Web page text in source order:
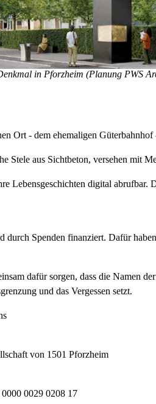
in Pforzheim (Planung PWS
Ort - dem ehemaligen
Stele aus Sichtbeton, versehen mit
Lebensgeschichten digital
durch Spenden finanziert. Dafür
dafür sorgen, dass die Namen
und das Vergessen setzt.
von 1501 Pforzheim
0029 0208 17